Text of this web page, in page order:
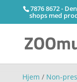
7876 8672 -
shops med
Hjem / Non-